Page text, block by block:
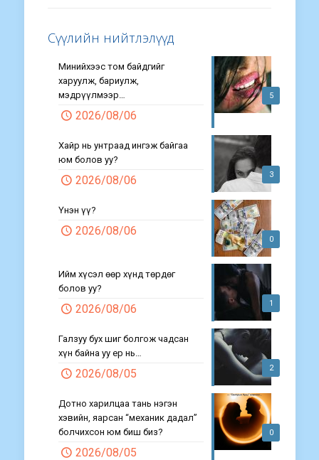
Сүүлийн нийтлэлүүд
5
Минийхээс том байдгийг
харуулж, бариулж,
мэдрүүлмээр…
2026/08/06
3
Хайр нь унтраад ингэж байгаа
юм болов уу?
2026/08/06
0
Үнэн үү?
2026/08/06
1
Ийм хүсэл өөр хүнд төрдөг
болов уу?
2026/08/06
2
Галзуу бух шиг болгож чадсан
хүн байна уу ер нь…
2026/08/05
0
Дотно харилцаа тань нэгэн
хэвийн, яарсан “механик дадал”
болчихсон юм биш биз?
2026/08/05